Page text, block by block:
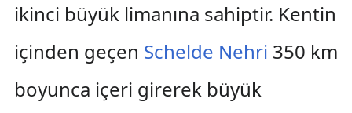
ikinci büyük limanına sahiptir. Kentin
içinden geçen Schelde Nehri 350 km
boyunca içeri girerek büyük